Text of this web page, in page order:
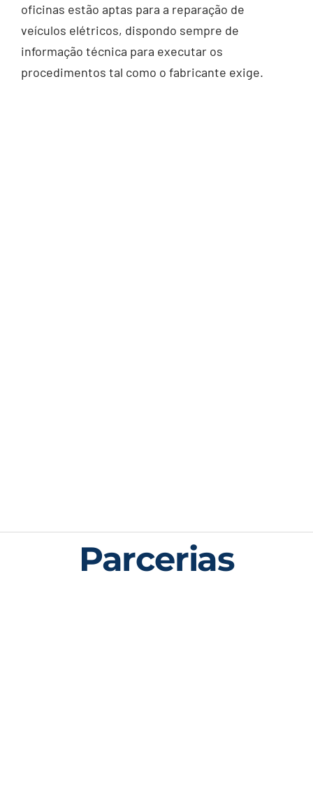
oficinas estão aptas para a reparação de
veículos elétricos, dispondo sempre de
informação técnica para executar os
procedimentos tal como o fabricante exige.
Parcerias